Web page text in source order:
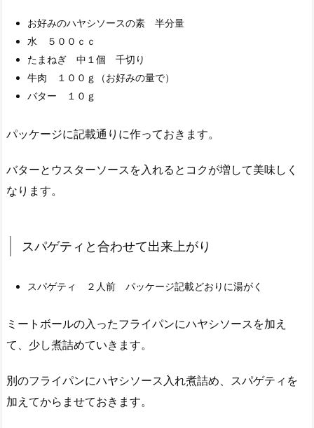
お好みのハヤシソースの素 半分量
水 ５００ｃｃ
たまねぎ 中１個 千切り
牛肉 １００ｇ（お好みの量で）
バター １０ｇ
パッケージに記載通りに作っておきます。
バターとウスターソースを入れるとコクが増して美味しく
なります。
スパゲティと合わせて出来上がり
スパゲティ ２人前 パッケージ記載どおりに湯がく
ミートボールの入ったフライパンにハヤシソースを加え
て、少し煮詰めていきます。
別のフライパンにハヤシソース入れ煮詰め、スパゲティを
加えてからませておきます。